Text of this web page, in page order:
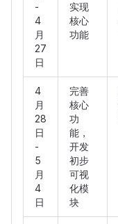
-
4
月
27
日
实现
核心
功能
4
月
28
日
-
5
月
4
日
完善
核心
功
能，
开发
初步
可视
化模
块